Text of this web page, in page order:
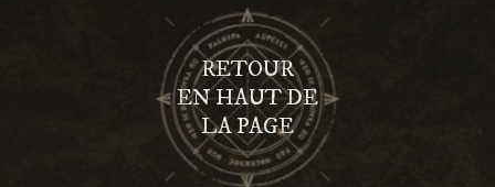
RETOUR
EN HAUT DE
LA PAGE